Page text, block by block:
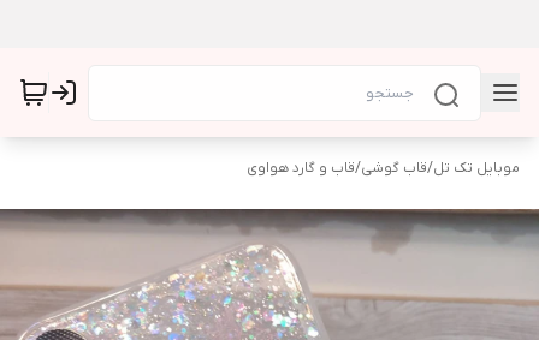
موبایل تک تل/قاب گوشی/قاب و گارد هواوی